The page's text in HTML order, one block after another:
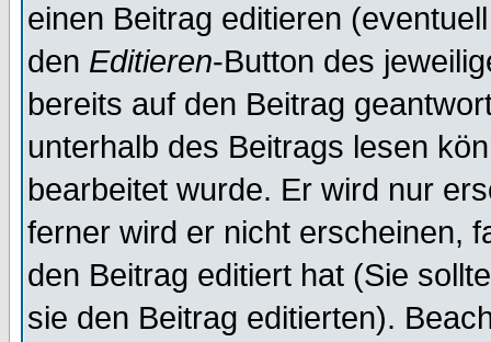
einen Beitrag editieren
den Editieren-Button des
bereits auf den Beitrag
unterhalb des Beitrags lesen
bearbeitet wurde. Er wird nur
ferner wird er nicht erscheinen,
den Beitrag editiert hat (Sie
sie den Beitrag editierten).